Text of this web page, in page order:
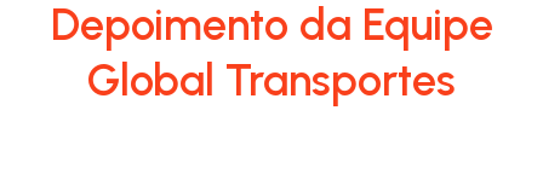
Depoimento da Equipe
Global Transportes